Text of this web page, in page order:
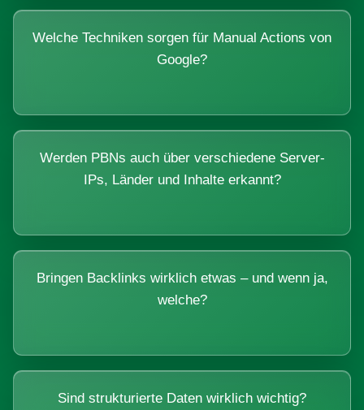
Welche Techniken sorgen für Manual Actions von
Google?
Werden PBNs auch über verschiedene Server-
IPs, Länder und Inhalte erkannt?
Bringen Backlinks wirklich etwas – und wenn ja,
welche?
Sind strukturierte Daten wirklich wichtig?